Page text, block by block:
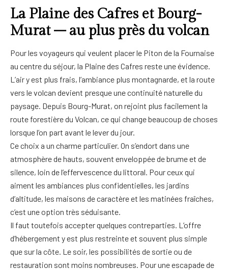
La Plaine des Cafres et Bourg-
Murat – au plus près du volcan
Pour les voyageurs qui veulent placer le Piton de la Fournaise
au centre du séjour, la Plaine des Cafres reste une évidence.
L’air y est plus frais, l’ambiance plus montagnarde, et la route
vers le volcan devient presque une continuité naturelle du
paysage. Depuis Bourg-Murat, on rejoint plus facilement la
route forestière du Volcan, ce qui change beaucoup de choses
lorsque l’on part avant le lever du jour.
Ce choix a un charme particulier. On s’endort dans une
atmosphère de hauts, souvent enveloppée de brume et de
silence, loin de l’effervescence du littoral. Pour ceux qui
aiment les ambiances plus confidentielles, les jardins
d’altitude, les maisons de caractère et les matinées fraîches,
c’est une option très séduisante.
Il faut toutefois accepter quelques contreparties. L’offre
d’hébergement y est plus restreinte et souvent plus simple
que sur la côte. Le soir, les possibilités de sortie ou de
restauration sont moins nombreuses. Pour une escapade de